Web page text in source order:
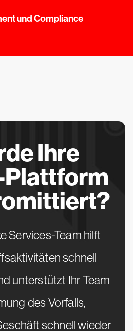
und Compliance
Ihre
Services-Team hilft
schnell
unterstützt Ihr Team
des Vorfalls,
schnell wieder